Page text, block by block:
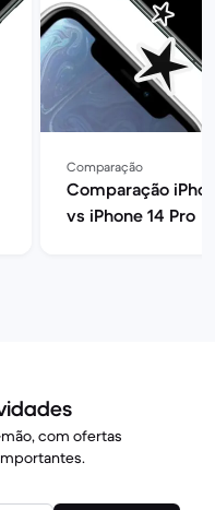
Comparação
Comparação
vs iPhone 14 Pro
com ofertas